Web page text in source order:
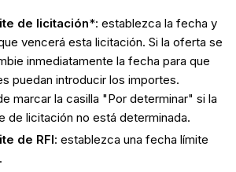
de licitación*: establezca la fecha y
vencerá esta licitación. Si la oferta se
inmediatamente la fecha para que
puedan introducir los importes.
marcar la casilla "Por determinar" si la
de licitación no está determinada.
de RFI: establezca una fecha límite